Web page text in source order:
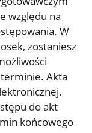
względu na
W
zostaniesz
Akta
do akt
końcowego